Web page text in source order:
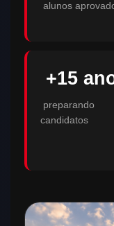
alunos
+15
preparando
candidatos